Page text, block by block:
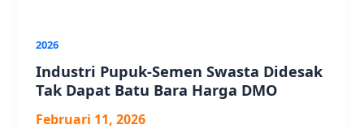
2026
Industri Pupuk-Semen Swasta Didesak
Tak Dapat Batu Bara Harga DMO
Februari 11, 2026